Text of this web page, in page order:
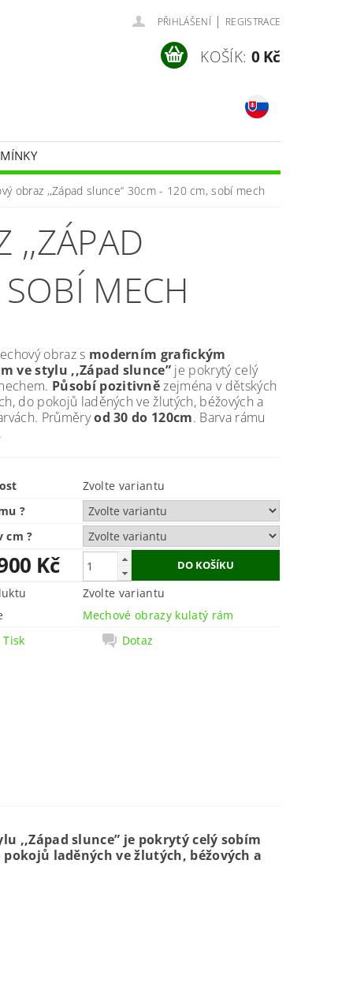
PŘIHLÁŠENÍ | REGISTRACE
KOŠÍK: 0 Kč
obraz ,,Západ slunce“ 30cm - 120 cm, sobí mech
,,ZÁPAD
MECH
obraz s moderním grafickým
ve stylu ,,Západ slunce” je pokrytý celý
Působí pozitivnězejména v dětských
do pokojů laděných ve žlutých, béžových a
Průměryod 30 do 120cm. Barva rámu
Zvolte variantu
?
cm?
Kč
Zvolte variantu
Mechové obrazy kulatý rám
Tisk
Dotaz
,,Západ slunce” je pokrytý celý sobím
laděných ve žlutých, béžových a